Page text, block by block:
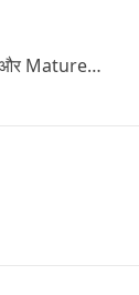
और Mature…